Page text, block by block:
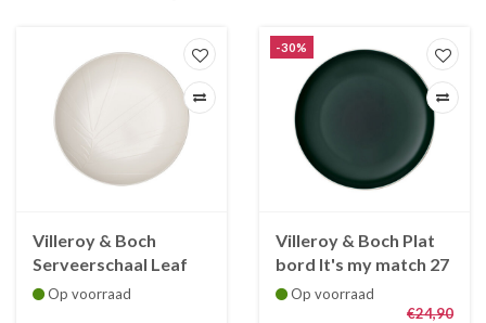
Villeroy & Boch
Serveerschaal Leaf
It's my match - wit
Op voorraad
-30%
Villeroy & Boch Plat
bord It's my match 27
cm groen
Op voorraad
€24,90